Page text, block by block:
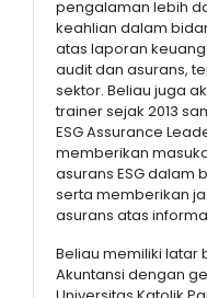
pengalaman lebih
keahlian dalam
atas laporan
audit dan asurans,
sektor. Beliau juga
trainer sejak 2013
ESG Assurance
memberikan
asurans ESG dalam
serta memberikan
asurans atas
Beliau memiliki
Akuntansi dengan